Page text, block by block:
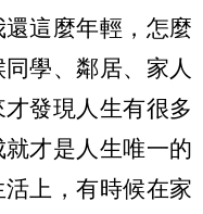
這麼年輕，怎麼
學、鄰居、家人
發現人生有很多
才是人生唯一的
上，有時候在家